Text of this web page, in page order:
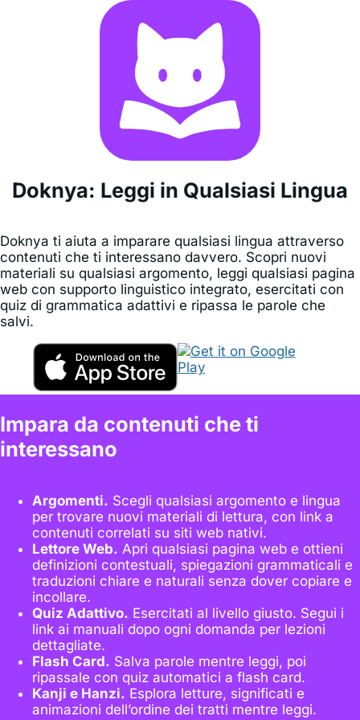
Doknya: Leggi in Qualsiasi Lingua
Doknya ti aiuta a imparare qualsiasi lingua attraverso
contenuti che ti interessano davvero. Scopri nuovi
materiali su qualsiasi argomento, leggi qualsiasi pagina
web con supporto linguistico integrato, esercitati con
quiz di grammatica adattivi e ripassa le parole che
salvi.
Impara da contenuti che ti
interessano
Argomenti. Scegli qualsiasi argomento e lingua
per trovare nuovi materiali di lettura, con link a
contenuti correlati su siti web nativi.
Lettore Web. Apri qualsiasi pagina web e ottieni
definizioni contestuali, spiegazioni grammaticali e
traduzioni chiare e naturali senza dover copiare e
incollare.
Quiz Adattivo. Esercitati al livello giusto. Segui i
link ai manuali dopo ogni domanda per lezioni
dettagliate.
Flash Card. Salva parole mentre leggi, poi
ripassale con quiz automatici a flash card.
Kanji e Hanzi. Esplora letture, significati e
animazioni dell’ordine dei tratti mentre leggi.